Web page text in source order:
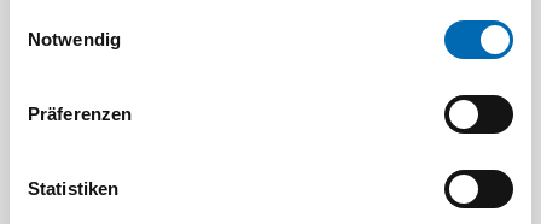
Notwendig
Präferenzen
Statistiken
Artikel-Nr.